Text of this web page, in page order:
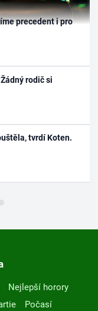
precedent i pro
rodič si
tvrdí Koten.
Nejlepší horory
Počasí